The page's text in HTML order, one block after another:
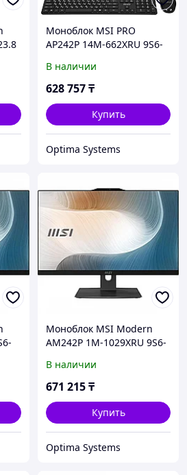
Моноблок MSI PRO
AP242P 14M-662XRU 9S6-
Core i3, 14100, 3.5, 16 Гб,
512 Гб
В наличии
628 757₸
Купить
Optima Systems
Моноблок MSI Modern
AM242P 1M-1029XRU 9S6-
Core i5, 120U, 1.4, 16 Гб,
512 Гб
В наличии
671 215₸
Купить
Optima Systems